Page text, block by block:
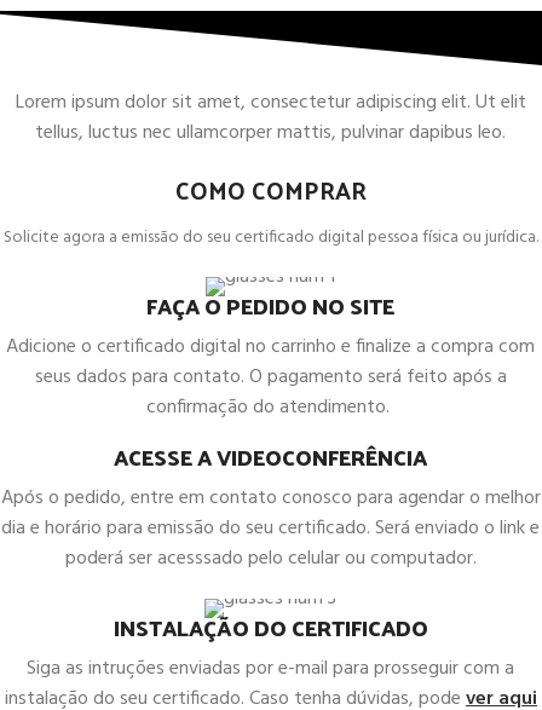
Lorem ipsum dolor sit amet, consectetur adipiscing elit. Ut elit
tellus, luctus nec ullamcorper mattis, pulvinar dapibus leo.
COMO COMPRAR
Solicite agora a emissão do seu certificado digital pessoa física ou jurídica.
FAÇA O PEDIDO NO SITE
Adicione o certificado digital no carrinho e finalize a compra com
seus dados para contato. O pagamento será feito após a
confirmação do atendimento.
ACESSE A VIDEOCONFERÊNCIA
Após o pedido, entre em contato conosco para agendar o melhor
dia e horário para emissão do seu certificado. Será enviado o link e
poderá ser acesssado pelo celular ou computador.
INSTALAÇÃO DO CERTIFICADO
Siga as intruções enviadas por e-mail para prosseguir com a
instalação do seu certificado. Caso tenha dúvidas, podever aqui